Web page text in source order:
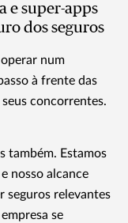
e super-apps
dos seguros
num
à frente das
concorrentes.
também. Estamos
nosso alcance
seguros relevantes
se